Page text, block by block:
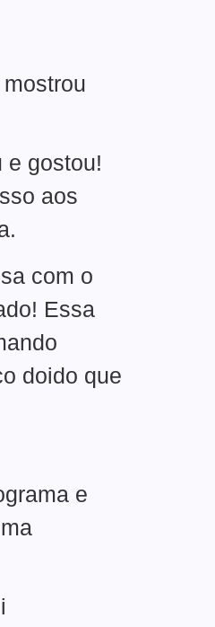
e gostou!
aos
com o
Essa
doido que
e